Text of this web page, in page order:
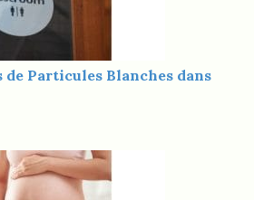
de Particules Blanches dans